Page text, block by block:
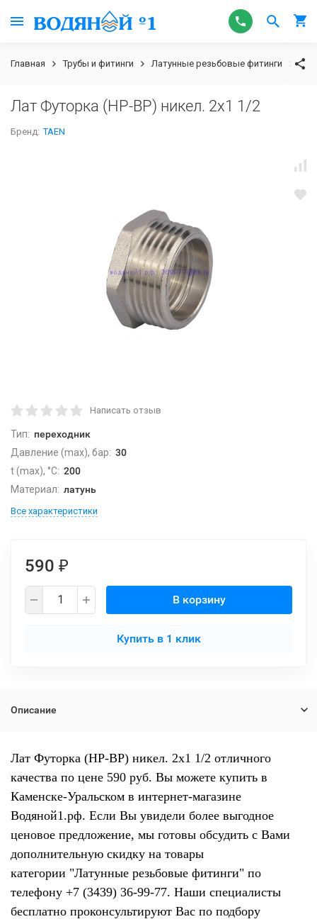
Главная Трубы и фитинги Латунные резьбовые фитинги
Лат Футорка (НР-ВР) никел. 2x1 1/2
Бренд: TAEN
Написать отзыв
Тип: переходник
Давление (max), бар: 30
t (max), °С: 200
Материал: латунь
Все характеристики
590 ₽
В корзину
Купить в 1 клик
Описание
Лат Футорка (НР-ВР) никел. 2x1 1/2 отличного
качества по цене 590 руб. Вы можете купить в
Каменске-Уральском в интернет-магазине
Водяной1.рф. Если Вы увидели более выгодное
ценовое предложение, мы готовы обсудить с Вами
дополнительную скидку на товары
категории "Латунные резьбовые фитинги" по
телефону +7 (3439) 36-99-77. Наши специалисты
бесплатно проконсультируют Вас по подбору